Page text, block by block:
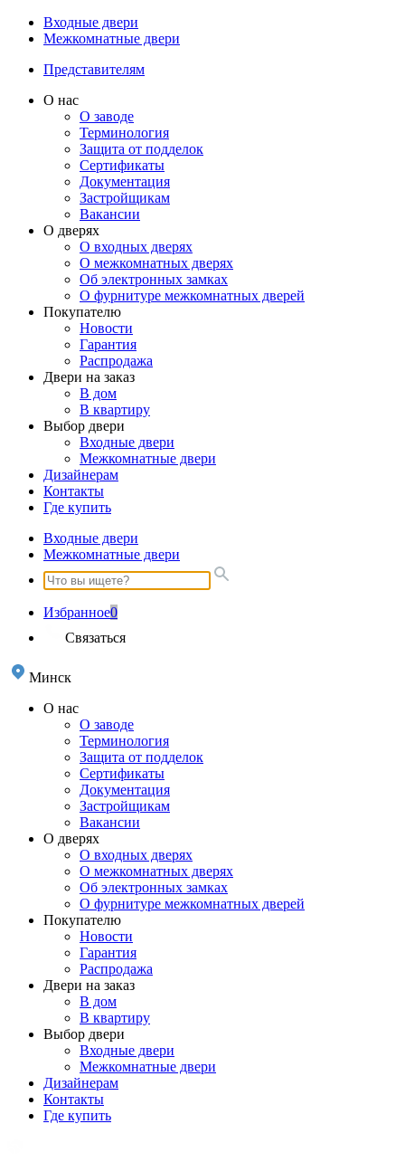
Входные двери
Межкомнатные двери
Представителям
О нас
О заводе
Терминология
Защита от подделок
Сертификаты
Документация
Застройщикам
Вакансии
О дверях
О входных дверях
О межкомнатных дверях
Об электронных замках
О фурнитуре межкомнатных дверей
Покупателю
Новости
Гарантия
Распродажа
Двери на заказ
В дом
В квартиру
Выбор двери
Входные двери
Межкомнатные двери
Дизайнерам
Контакты
Где купить
Входные двери
Межкомнатные двери
Избранное0
Связаться
Минск
О нас
О заводе
Терминология
Защита от подделок
Сертификаты
Документация
Застройщикам
Вакансии
О дверях
О входных дверях
О межкомнатных дверях
Об электронных замках
О фурнитуре межкомнатных дверей
Покупателю
Новости
Гарантия
Распродажа
Двери на заказ
В дом
В квартиру
Выбор двери
Входные двери
Межкомнатные двери
Дизайнерам
Контакты
Где купить